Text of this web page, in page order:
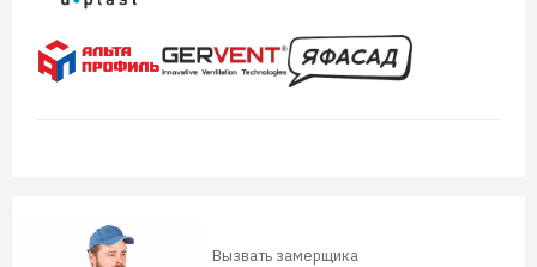
Вызвать замерщика